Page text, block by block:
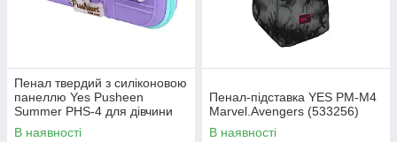
Пенал твердий з силіконовою
панеллю Yes Pusheen
Summer PHS-4 для дівчини
(533838)
В наявності
Пенал-підставка YES PM-M4
Marvel.Avengers (533256)
В наявності